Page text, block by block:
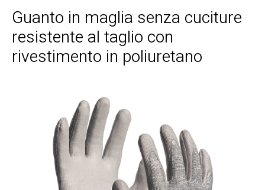
Guanto in maglia senza cuciture
resistente al taglio con
rivestimento in poliuretano